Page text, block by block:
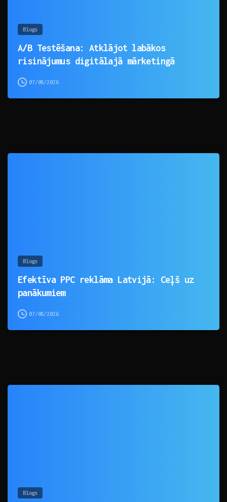
Blogs
A/B Testēšana: Atklājot labākos
risinājumus digitālajā mārketingā
07/08/2026
Blogs
Efektīva PPC reklāma Latvijā: Ceļš uz
panākumiem
07/08/2026
Blogs